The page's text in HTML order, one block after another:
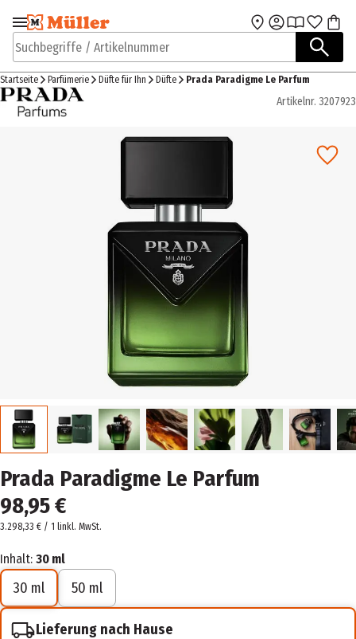
Zur Navigation
springen
Zum Hauptinhalt
Suchbegriffe / Artikelnummer
Startseite Parfümerie Düfte für Ihn Düfte Prada Paradigme Le Parfum
Artikelnr. 3207923
Prada Paradigme Le Parfum
98,95 €
3.298,33 € / 1 linkl. MwSt.
Inhalt: 30 ml
30 ml 50 ml
Lieferung nach Hause